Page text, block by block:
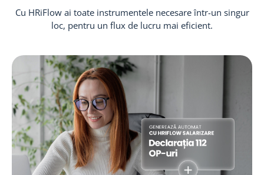
Cu HRiFlow ai toate instrumentele necesare într-un singur
loc, pentru un flux de lucru mai eficient.